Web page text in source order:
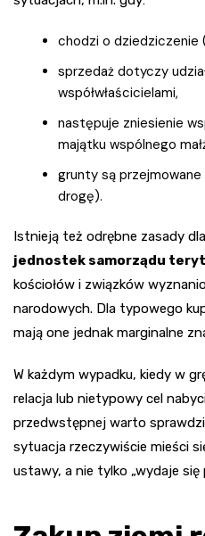
chodzi o dziedziczenie
sprzedaż dotyczy
współwłaścicielami,
następuje zniesienie
majątku wspólnego
grunty są
drogę).
Istnieją też odrębne zasady
jednostek samorządu
kościołów i związków
narodowych. Dla typowego
mają one jednak marginalne
W każdym wypadku, kiedy w
relacja lub nietypowy cel
przedwstępnej warto
sytuacja rzeczywiście mieści
ustawy, a nie tylko „wydaje się